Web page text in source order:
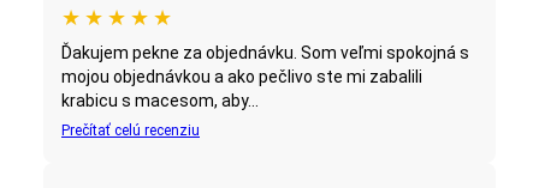
★ ★ ★ ★ ★
Ďakujem pekne za objednávku. Som veľmi spokojná s
mojou objednávkou a ako pečlivo ste mi zabalili
krabicu s macesom, aby...
Prečítať celú recenziu